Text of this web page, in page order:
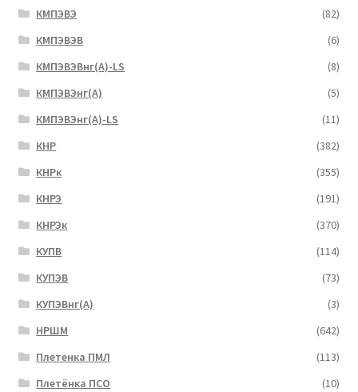
КМПЭВЭ
(82)
КМПЭВЭВ
(6)
КМПЭВЭВнг(А)-LS
(8)
КМПЭВЭнг(А)
(5)
КМПЭВЭнг(А)-LS
(11)
КНР
(382)
КНРк
(355)
КНРЭ
(191)
КНРЭк
(370)
КУПВ
(114)
КУПЭВ
(73)
КУПЭВнг(А)
(3)
НРШМ
(642)
Плетенка ПМЛ
(113)
Плетёнка ПСО
(10)